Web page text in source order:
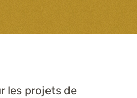
les projets de